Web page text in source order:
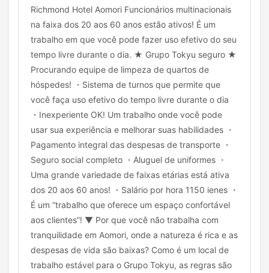
Richmond Hotel Aomori Funcionários multinacionais
na faixa dos 20 aos 60 anos estão ativos! É um
trabalho em que você pode fazer uso efetivo do seu
tempo livre durante o dia. ★ Grupo Tokyu seguro ★
Procurando equipe de limpeza de quartos de
hóspedes! ・Sistema de turnos que permite que
você faça uso efetivo do tempo livre durante o dia
・Inexperiente OK! Um trabalho onde você pode
usar sua experiência e melhorar suas habilidades ・
Pagamento integral das despesas de transporte ・
Seguro social completo ・Aluguel de uniformes ・
Uma grande variedade de faixas etárias está ativa
dos 20 aos 60 anos! ・Salário por hora 1150 ienes ・
É um “trabalho que oferece um espaço confortável
aos clientes”! ▼ Por que você não trabalha com
tranquilidade em Aomori, onde a natureza é rica e as
despesas de vida são baixas? Como é um local de
trabalho estável para o Grupo Tokyu, as regras são